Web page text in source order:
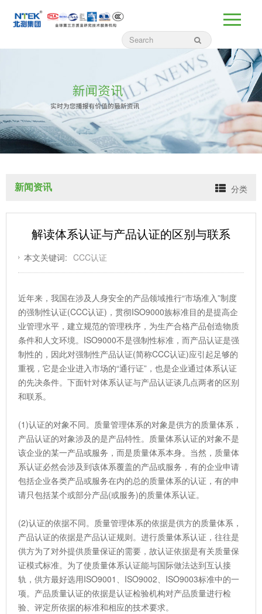
新闻资讯 分类
解读体系认证与产品认证的区别与联系
本文关键词: CCC认证
近年来，我国在涉及人身安全的产品领域推行“市场准入”制度
的强制性认证(CCC认证)，贯彻ISO9000族标准目的是提高企
业管理水平，建立规范的管理秩序，为生产合格产品创造物质
条件和人文环境。ISO9000不是强制性标准，而产品认证是强
制性的，因此对强制性产品认证(简称CCC认证)应引起足够的
重视，它是企业进入市场的“通行证”，也是企业通过体系认证
的先决条件。下面针对体系认证与产品认证谈几点两者的区别
和联系。
(1)认证的对象不同。质量管理体系的对象是供方的质量体系，
产品认证的对象涉及的是产品特性。质量体系认证的对象不是
该企业的某一产品或服务，而是质量体系本身。当然，质量体
系认证必然会涉及到该体系覆盖的产品或服务，有的企业申请
包括企业各类产品或服务在内的总的质量体系的认证，有的申
请只包括某个或部分产品(或服务)的质量体系认证。
(2)认证的依据不同。质量管理体系的依据是供方的质量体系，
产品认证的依据是产品认证规则。进行质量体系认证，往往是
供方为了对外提供质量保证的需要，故认证依据是有关质量保
证模式标准。为了使质量体系认证能与国际做法达到互认接
轨，供方最好选用ISO9001、ISO9002、ISO9003标准中的一
项。产品质量认证的依据是认证检验机构对产品质量进行检
验、评定所依据的标准和相应的技术要求。